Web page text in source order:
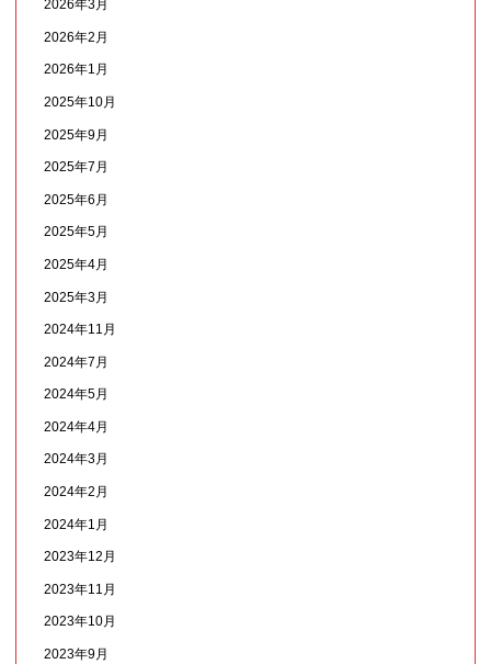
2026年3月
2026年2月
2026年1月
2025年10月
2025年9月
2025年7月
2025年6月
2025年5月
2025年4月
2025年3月
2024年11月
2024年7月
2024年5月
2024年4月
2024年3月
2024年2月
2024年1月
2023年12月
2023年11月
2023年10月
2023年9月